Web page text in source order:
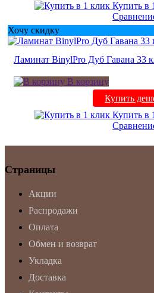
Купить в
Хочу скидку
Ламинат BinylPro Дуб Гавана 33
В корзину
Купить
Купить в
Страницы
Акции
Распродажи
Оплата
Обмен и возврат
Укладка
Доставка